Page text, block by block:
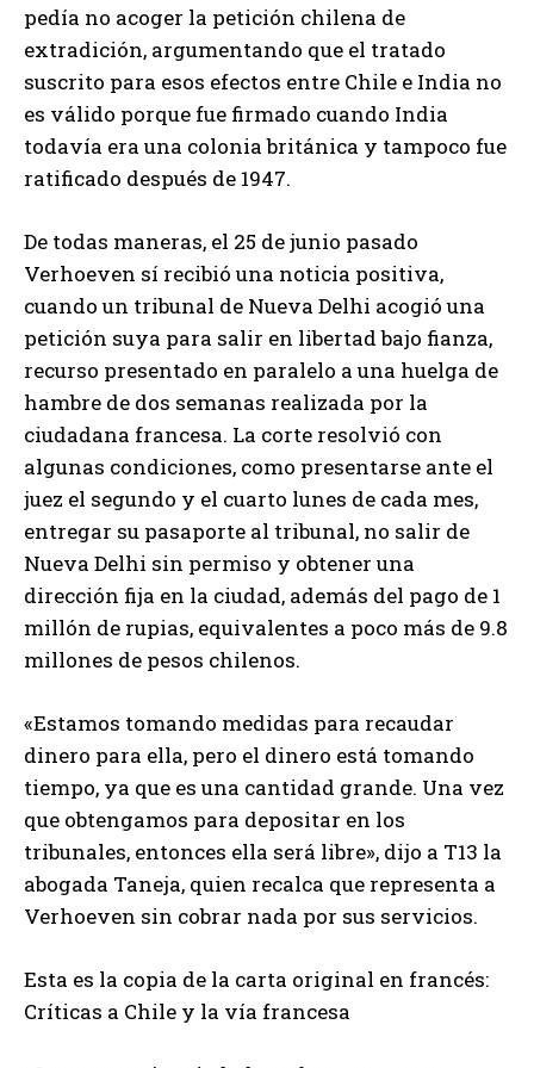
pedía no acoger la petición chilena de
extradición, argumentando que el tratado
suscrito para esos efectos entre Chile e India no
es válido porque fue firmado cuando India
todavía era una colonia británica y tampoco fue
ratificado después de 1947.
De todas maneras, el 25 de junio pasado
Verhoeven sí recibió una noticia positiva,
cuando un tribunal de Nueva Delhi acogió una
petición suya para salir en libertad bajo fianza,
recurso presentado en paralelo a una huelga de
hambre de dos semanas realizada por la
ciudadana francesa. La corte resolvió con
algunas condiciones, como presentarse ante el
juez el segundo y el cuarto lunes de cada mes,
entregar su pasaporte al tribunal, no salir de
Nueva Delhi sin permiso y obtener una
dirección fija en la ciudad, además del pago de 1
millón de rupias, equivalentes a poco más de 9.8
millones de pesos chilenos.
«Estamos tomando medidas para recaudar
dinero para ella, pero el dinero está tomando
tiempo, ya que es una cantidad grande. Una vez
que obtengamos para depositar en los
tribunales, entonces ella será libre», dijo a T13 la
abogada Taneja, quien recalca que representa a
Verhoeven sin cobrar nada por sus servicios.
Esta es la copia de la carta original en francés:
Críticas a Chile y la vía francesa